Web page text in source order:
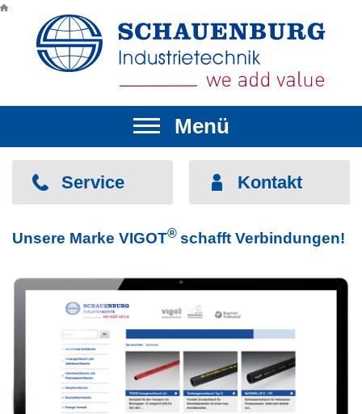
Menü
▼
▼
▼
▼
Service Kontakt
Unsere Marke VIGOT® schafft Verbindungen!